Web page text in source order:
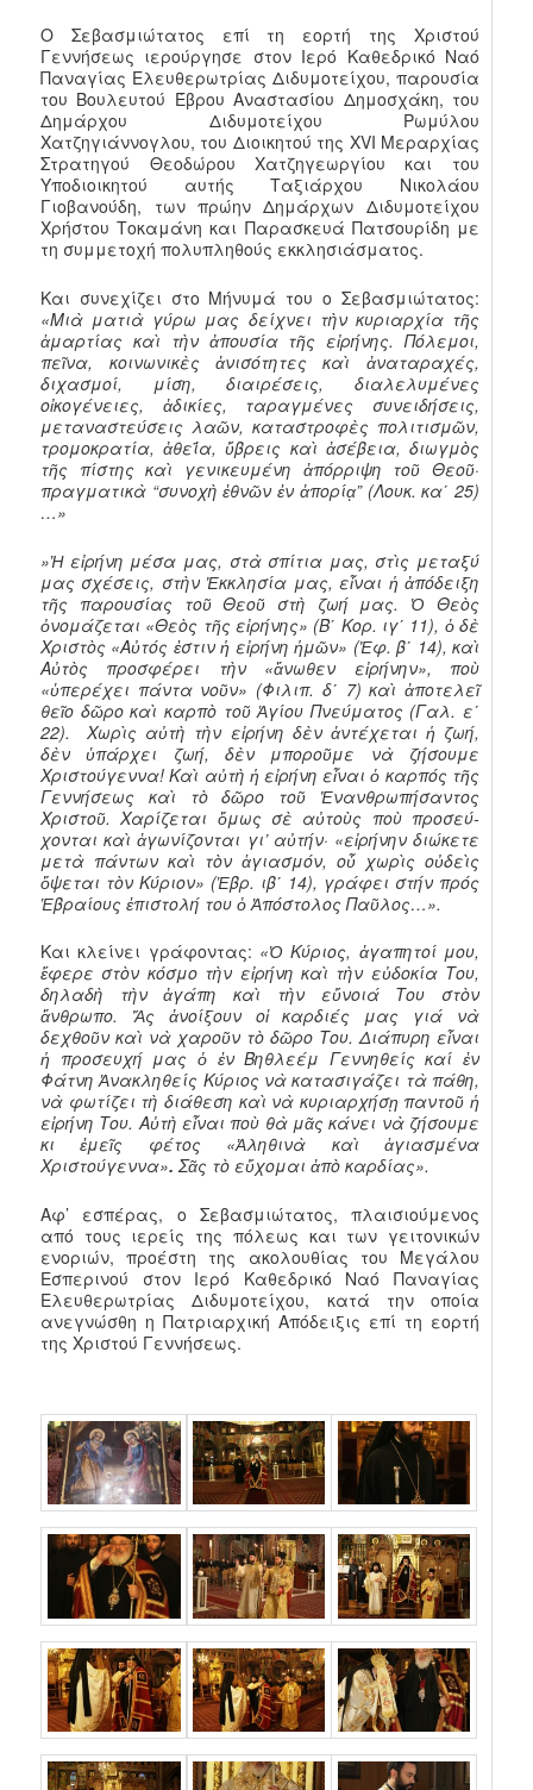
Ο Σεβασμιώτατος επί τη εορτή της Χριστού
Γεννήσεως ιερούργησε στον Ιερό Καθεδρικό Ναό
Παναγίας Ελευθερωτρίας Διδυμοτείχου, παρουσία
του Βουλευτού Έβρου Αναστασίου Δημοσχάκη, του
Δημάρχου Διδυμοτείχου Ρωμύλου
Χατζηγιάννογλου, του Διοικητού της XVI Μεραρχίας
Στρατηγού Θεοδώρου Χατζηγεωργίου και του
Υποδιοικητού αυτής Ταξιάρχου Νικολάου
Γιοβανούδη, των πρώην Δημάρχων Διδυμοτείχου
Χρήστου Τοκαμάνη και Παρασκευά Πατσουρίδη με
τη συμμετοχή πολυπληθούς εκκλησιάσματος.
Και συνεχίζει στο Μήνυμά του ο Σεβασμιώτατος:
«Μιὰ ματιὰ γύρω μας δείχνει τὴν κυριαρχία τῆς
ἁμαρτίας καὶ τὴν ἀπουσία τῆς εἰρήνης. Πόλεμοι,
πεῖνα, κοι­νωνικὲς ἀνισότητες καὶ ἀναταραχές,
διχασμοί, μίση, διαιρέσεις, διαλελυμένες
οἰκογένειες, ἀδικίες, ταραγμένες συνειδήσεις,
μεταναστεύσεις λαῶν, καταστροφὲς πολιτι­σμῶν,
τρομοκρατία, ἀθεΐα, ὕβρεις καὶ ἀσέβεια, διωγμὸς
τῆς πίστης καὶ γενικευμένη ἀπόρριψη τοῦ Θεοῦ·
πραγματικὰ “συνοχὴ ἐθνῶν ἐν ἀπορίᾳ” (Λουκ. κα΄ 25)
…»
»Ἡ εἰρήνη μέσα μας, στὰ σπίτια μας, στὶς μεταξύ
μας σχέ­σεις, στὴν Ἐκκλησία μας, εἶναι ἡ ἀπόδειξη
τῆς παρουσίας τοῦ Θεοῦ στὴ ζωή μας. Ὁ Θεὸς
ὀνομάζεται «Θεὸς τῆς εἰρήνης» (Β΄ Κορ. ιγ΄ 11), ὁ δὲ
Χριστὸς «Αὐτός ἐστιν ἡ εἰρήνη ἡμῶν» (Ἐφ. β΄ 14), καὶ
Αὐτὸς προσφέρει τὴν «ἄνωθεν εἰρήνην», ποὺ
«ὑπερέχει πάντα νοῦν» (Φιλιπ. δ΄ 7) καὶ ἀποτελεῖ
θεῖο δῶρο καὶ καρπὸ τοῦ Ἁγίου Πνεύματος (Γαλ. ε΄
22). Χωρὶς αὐτὴ τὴν εἰρήνη δὲν ἀντέχεται ἡ ζωή,
δὲν ὑπάρχει ζωή, δὲν μποροῦμε νὰ ζήσουμε
Χριστούγεννα! Καὶ αὐτὴ ἡ εἰρήνη εἶναι ὁ καρπός τῆς
Γεννήσεως καὶ τὸ δῶρο τοῦ Ἐνανθρω­πήσαντος
Χριστοῦ. Χαρίζεται ὅμως σὲ αὐτοὺς ποὺ προσεύ­
χονται καὶ ἀγωνίζονται γι’ αὐτήν· «εἰρήνην διώκετε
μετὰ πάντων καὶ τὸν ἁγιασμόν, οὗ χωρὶς οὐδεὶς
ὄψεται τὸν Κύριον» (Ἑβρ. ιβ΄ 14), γράφει στήν πρός
Ἑβραίους ἐπιστολή του ὁ Ἀπόστολος Παῦλος…».
Και κλείνει γράφοντας: «Ὁ Κύριος, ἀγαπητοί μου,
ἔφερε στὸν κόσμο τὴν εἰρήνη καὶ τὴν εὐδοκία Του,
δηλαδὴ τὴν ἀγάπη καὶ τὴν εὔνοιά Του στὸν
ἄνθρωπο. Ἄς ἀνοίξουν οἱ καρδιές μας γιά νὰ
δεχθοῦν καὶ νὰ χαροῦν τὸ δῶρο Του. Διάπυρη εἶναι
ἡ προσευχή μας ὁ ἐν Βηθλεέμ Γεννηθείς καί ἐν
Φάτνη Ἀνακληθείς Κύριος νὰ κατασιγάζει τὰ πάθη,
νὰ φωτίζει τὴ διάθεση καὶ νὰ κυριαρχήσῃ παντοῦ ἡ
εἰρήνη Του. Αὐτὴ εἶναι ποὺ θὰ μᾶς κάνει νὰ ζήσουμε
κι ἐμεῖς φέτος «Ἀληθινὰ καὶ ἁγιασμένα
Χριστούγεννα».Σᾶς τὸ εὔχομαι ἀπὸ καρδίας».
Αφ’ εσπέρας, ο Σεβασμιώτατος, πλαισιούμενος
από τους ιερείς της πόλεως και των γειτονικών
ενοριών, προέστη της ακολουθίας του Μεγάλου
Εσπερινού στον Ιερό Καθεδρικό Ναό Παναγίας
Ελευθερωτρίας Διδυμοτείχου, κατά την οποία
ανεγνώσθη η Πατριαρχική Απόδειξις επί τη εορτή
της Χριστού Γεννήσεως.